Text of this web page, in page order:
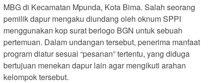
MBG di Kecamatan Mpunda, Kota Bima. Salah seorang
pemilik dapur mengaku diundang oleh oknum SPPI
menggunakan kop surat berlogo BGN untuk sebuah
pertemuan. Dalam undangan tersebut, penerima manfaat
program diatur sesuai “pesanan” tertentu, yang diduga
bertujuan menekan dapur lain agar mengikuti arahan
kelompok tersebut.